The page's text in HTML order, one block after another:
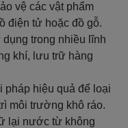
vệ các vật phẩm
điện tử hoặc đồ gỗ.
trong nhiều lĩnh
khí, lưu trữ hàng
pháp hiệu quả để loại
môi trường khô ráo.
lại nước từ không